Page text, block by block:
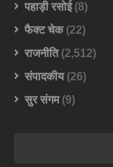
पहाड़ी रसोई(8)
फैक्ट चेक(22)
राजनीति(2,512)
संपादकीय(26)
सुर संगम(9)